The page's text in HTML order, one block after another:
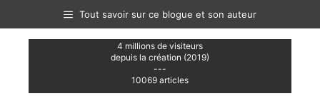
contenu
Tout savoir sur ce blogue et son auteur
4 millions de visiteurs
depuis la création (2019)
---
10069 articles